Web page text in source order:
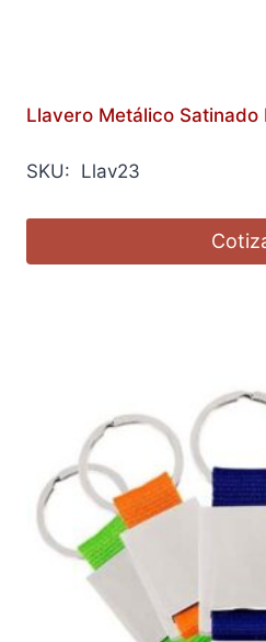
Llavero Metálico Satinado
SKU: Llav23